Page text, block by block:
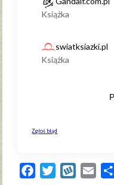
FacebookTwitterWykopEmail